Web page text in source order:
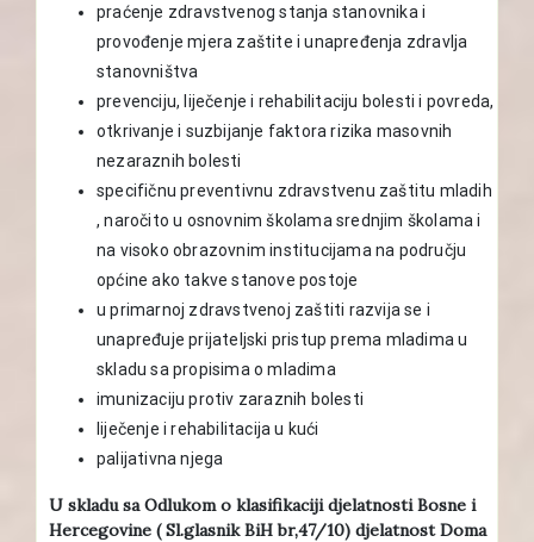
praćenje zdravstvenog stanja stanovnika i
provođenje mjera zaštite i unapređenja zdravlja
stanovništva
prevenciju, liječenje i rehabilitaciju bolesti i povreda,
otkrivanje i suzbijanje faktora rizika masovnih
nezaraznih bolesti
specifičnu preventivnu zdravstvenu zaštitu mladih
, naročito u osnovnim školama srednjim školama i
na visoko obrazovnim institucijama na području
općine ako takve stanove postoje
u primarnoj zdravstvenoj zaštiti razvija se i
unapređuje prijateljski pristup prema mladima u
skladu sa propisima o mladima
imunizaciju protiv zaraznih bolesti
liječenje i rehabilitacija u kući
palijativna njega
U skladu sa Odlukom o klasifikaciji djelatnosti Bosne i
Hercegovine ( Sl.glasnik BiH br,47/10) djelatnost Doma